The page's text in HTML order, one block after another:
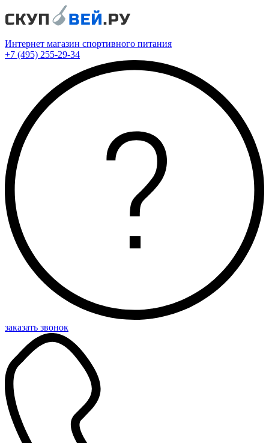
Интернет магазин спортивного питания
+7 (495) 255-29-34
заказать звонок